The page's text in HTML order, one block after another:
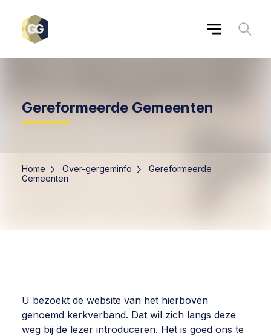
Gereformeerde Gemeenten
Home Over-gergeminfo
Gereformeerde
Gemeenten
U bezoekt de website van het hierboven
genoemd kerkverband. Dat wil zich langs deze
weg bij de lezer introduceren. Het is goed ons te